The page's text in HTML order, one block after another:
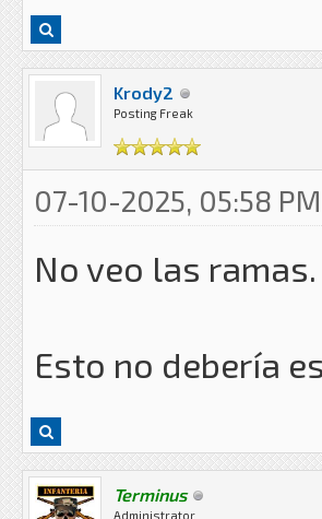
Krody2
Posting Freak
07-10-2025, 05:58 PM
No veo las ramas.
Esto no debería
Terminus
Administrator